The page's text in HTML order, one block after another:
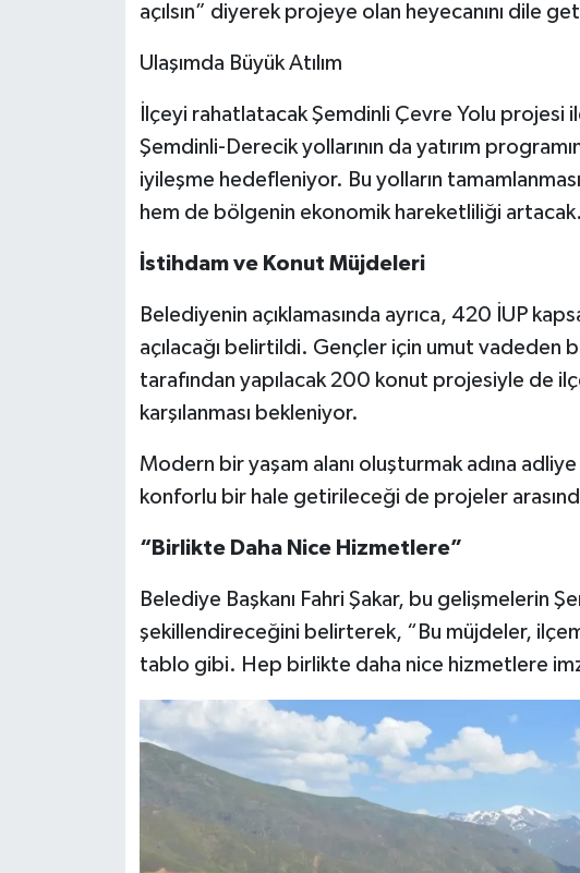
açılsın” diyerek projeye olan heyecanını dile
Ulaşımda Büyük Atılım
İlçeyi rahatlatacak Şemdinli Çevre Yolu projesi
Şemdinli-Derecik yollarının da yatırım
iyileşme hedefleniyor. Bu yolların
hem de bölgenin ekonomik hareketliliği artacak.
İstihdam ve Konut Müjdeleri
Belediyenin açıklamasında ayrıca, 420 İUP
açılacağı belirtildi. Gençler için umut vadeden
tarafından yapılacak 200 konut projesiyle de
karşılanması bekleniyor.
Modern bir yaşam alanı oluşturmak adına
konforlu bir hale getirileceği de projeler
“Birlikte Daha Nice Hizmetlere”
Belediye Başkanı Fahri Şakar, bu gelişmelerin
şekillendireceğini belirterek, “Bu müjdeler,
tablo gibi. Hep birlikte daha nice hizmetlere